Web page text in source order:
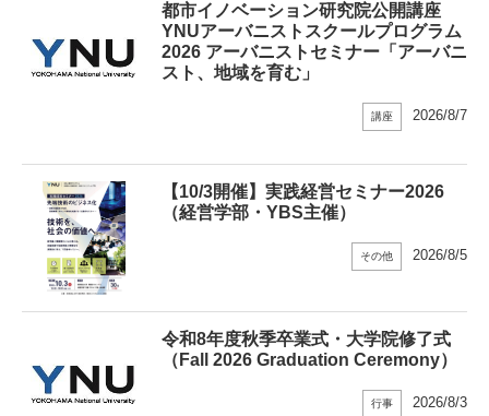
都市イノベーション研究院公開講座
YNUアーバニストスクールプログラム
2026 アーバニストセミナー「アーバニ
スト、地域を育む」
講座 2026/8/7
【10/3開催】実践経営セミナー2026
（経営学部・YBS主催）
その他 2026/8/5
令和8年度秋季卒業式・⼤学院修了式
（Fall 2026 Graduation Ceremony）
行事 2026/8/3